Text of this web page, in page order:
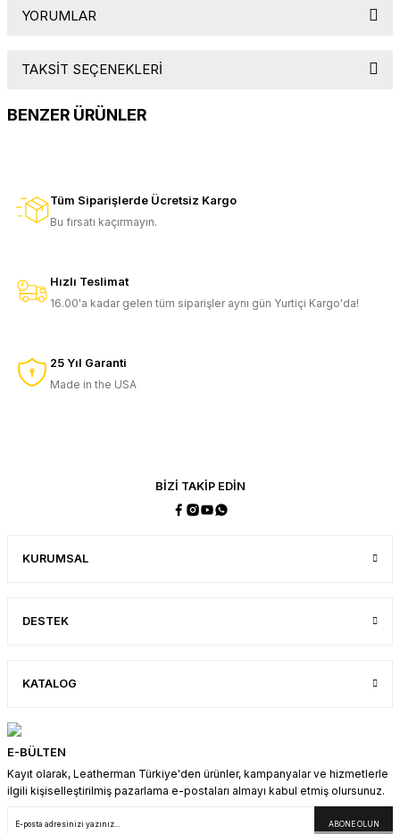
YORUMLAR
Bu ürüne ilk yorumu siz yapın!
TAKSİT SEÇENEKLERİ
BENZER ÜRÜNLER
1.250,00 TL
1.150,00 TL
1.600,00 TL
1.450,00 TL
Premium Kahverengi Deri Kılıf
SEPETE EKLE
2.500,00 TL
2.250,00 TL
SEPETE EKLE
Cepli Kordura Kılıf
1.600,00 TL
Tüm Siparişlerde Ücretsiz Kargo
Bu fırsatı kaçırmayın.
Hızlı Teslimat
16.00'a kadar gelen tüm siparişler aynı gün Yurtiçi Kargo'da!
25 Yıl Garanti
Made in the USA
BİZİ TAKİP EDİN
KURUMSAL
DESTEK
KATALOG
E-BÜLTEN
Kayıt olarak, Leatherman Türkiye'den ürünler, kampanyalar ve hizmetlerle
ilgili kişiselleştirilmiş pazarlama e-postaları almayı kabul etmiş olursunuz.
ABONE OLUN